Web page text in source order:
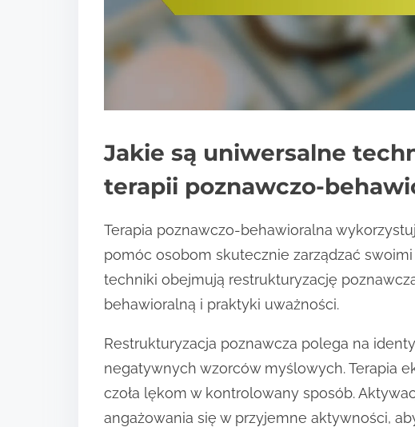
Jakie są uniwersalne
terapii poznawczo-
Terapia poznawczo-behawioralna
pomóc osobom skutecznie zarządzać
techniki obejmują restrukturyzację
behawioralną i praktyki uważności.
Restrukturyzacja poznawcza polega na
negatywnych wzorców myślowych. Terapia
czoła lękom w kontrolowany sposób.
angażowania się w przyjemne aktywności,